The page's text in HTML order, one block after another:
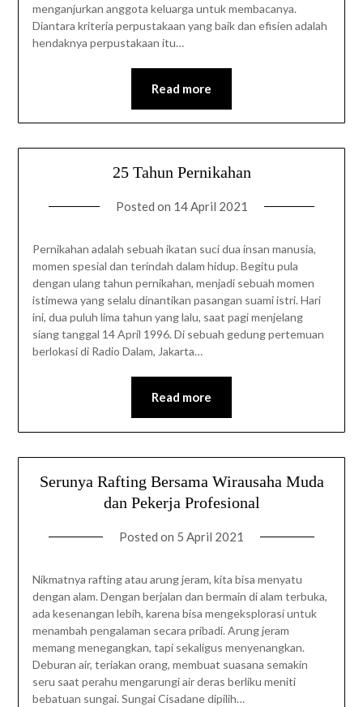
menganjurkan anggota keluarga untuk membacanya.
Diantara kriteria perpustakaan yang baik dan efisien adalah
hendaknya perpustakaan itu…
Read more
25 Tahun Pernikahan
Posted on 14 April 2021
Pernikahan adalah sebuah ikatan suci dua insan manusia,
momen spesial dan terindah dalam hidup. Begitu pula
dengan ulang tahun pernikahan, menjadi sebuah momen
istimewa yang selalu dinantikan pasangan suami istri. Hari
ini, dua puluh lima tahun yang lalu, saat pagi menjelang
siang tanggal 14 April 1996. Di sebuah gedung pertemuan
berlokasi di Radio Dalam, Jakarta…
Read more
Serunya Rafting Bersama Wirausaha Muda
dan Pekerja Profesional
Posted on 5 April 2021
Nikmatnya rafting atau arung jeram, kita bisa menyatu
dengan alam. Dengan berjalan dan bermain di alam terbuka,
ada kesenangan lebih, karena bisa mengeksplorasi untuk
menambah pengalaman secara pribadi. Arung jeram
memang menegangkan, tapi sekaligus menyenangkan.
Deburan air, teriakan orang, membuat suasana semakin
seru saat perahu mengarungi air deras berliku meniti
bebatuan sungai. Sungai Cisadane dipilih…